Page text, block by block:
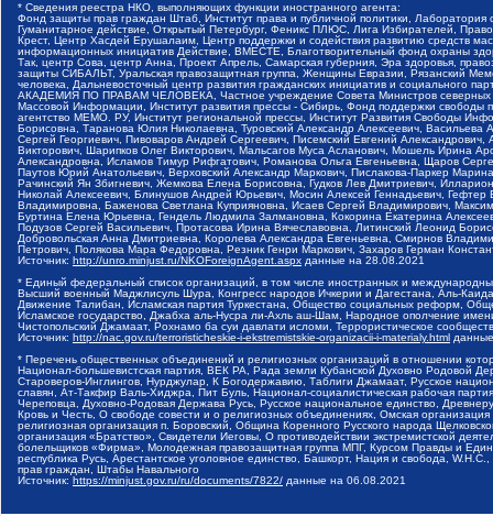
* Сведения реестра НКО, выполняющих функции иностранного агента:
Фонд защиты прав граждан Штаб, Институт права и публичной политики,
Гуманитарное действие, Открытый Петербург, Феникс ПЛЮС, Лига Избирателей,
Крест, Центр Хасдей Ерушалаим, Центр поддержки и содействия развитию средств
информационных инициатив Действие, ВМЕСТЕ, Благотворительный фонд охраны
Так, центр Сова, центр Анна, Проект Апрель, Самарская губерния, Эра здоровья,
защиты СИБАЛЬТ, Уральская правозащитная группа, Женщины Евразии, Рязанский
человека, Дальневосточный центр развития гражданских инициатив и социального
АКАДЕМИЯ ПО ПРАВАМ ЧЕЛОВЕКА, Частное учреждение Совета Министров северных
Массовой Информации, Институт развития прессы - Сибирь, Фонд поддержки
агентство МЕМО. РУ, Институт региональной прессы, Институт Развития Свободы
Борисовна, Таранова Юлия Николаевна, Туровский Александр Алексеевич,
Сергей Георгиевич, Пивоваров Андрей Сергеевич, Писемский Евгений
Викторович, Шарипков Олег Викторович, Мальсагов Муса Асланович, Мошель Ирина
Александровна, Исламов Тимур Рифгатович, Романова Ольга Евгеньевна, Щаров
Паутов Юрий Анатольевич, Верховский Александр Маркович, Пислакова-Паркер
Рачинский Ян Збигневич, Жемкова Елена Борисовна, Гудков Лев Дмитриевич,
Николай Алексеевич, Блинушов Андрей Юрьевич, Мосин Алексей Геннадьевич,
Владимировна, Баженова Светлана Куприяновна, Исаев Сергей Владимирович,
Буртина Елена Юрьевна, Гендель Людмила Залмановна, Кокорина Екатерина
Подузов Сергей Васильевич, Протасова Ирина Вячеславовна, Литинский Леонид
Добровольская Анна Дмитриевна, Королева Александра Евгеньевна, Смирнов
Петрович, Полякова Мара Федоровна, Резник Генри Маркович, Захаров Герман
Источник: http://unro.minjust.ru/NKOForeignAgent.aspx данные на 28.08.2021
* Единый федеральный список организаций, в том числе иностранных и
Высший военный Маджлисуль Шура, Конгресс народов Ичкерии и Дагестана, Аль-
Движение Талибан, Исламская партия Туркестана, Общество социальных реформ,
Исламское государство, Джабха аль-Нусра ли-Ахль аш-Шам, Народное ополчение
Чистопольский Джамаат, Рохнамо ба суи давлати исломи, Террористическое
Источник: http://nac.gov.ru/terroristicheskie-i-ekstremistskie-organizacii-i-materialy.html
* Перечень общественных объединений и религиозных организаций в отношении
Национал-большевистская партия, ВЕК РА, Рада земли Кубанской Духовно Родовой
Староверов-Инглингов, Нурджулар, К Богодержавию, Таблиги Джамаат, Русское
славян, Ат-Такфир Валь-Хиджра, Пит Буль, Национал-социалистическая рабочая
Череповца, Духовно-Родовая Держава Русь, Русское национальное единство,
Кровь и Честь, О свободе совести и о религиозных объединениях, Омская
религиозная организация п. Боровский, Община Коренного Русского народа
организация «Братство», Свидетели Иеговы, О противодействии экстремистской
болельщиков «Фирма», Молодежная правозащитная группа МПГ, Курсом Правды и
республика Русь, Арестантское уголовное единство, Башкорт, Нация и свобода,
прав граждан, Штабы Навального
Источник: https://minjust.gov.ru/ru/documents/7822/ данные на 06.08.2021